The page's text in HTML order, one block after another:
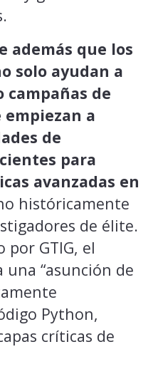
además que los
solo ayudan a
campañas de
a
de
para
avanzadas en
históricamente
de élite.
por GTIG, el
“asunción de
Python,
críticas de